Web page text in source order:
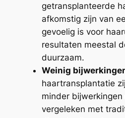
getransplanteerde
afkomstig zijn van
gevoelig is voor
resultaten meestal
duurzaam.
Weinig
haartransplantatie
minder
vergeleken met